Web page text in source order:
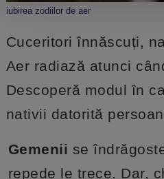
iubirea zodiilor de aer
Cuceritori înnăscuți,
Aer radiază atunci
Descoperă modul în
nativii datorită
Gemenii se
repede le trece. Dar,